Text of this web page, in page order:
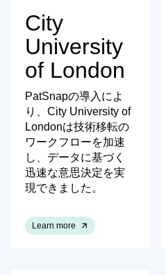
City
University
of London
PatSnapの導入によ
り、City University of
Londonは技術移転の
ワークフローを加速
し、データに基づく
迅速な意思決定を実
現できました。
Learn more